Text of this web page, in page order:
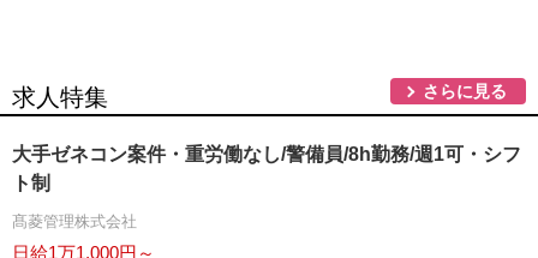
求人特集 さらに見る
大手ゼネコン案件・重労働なし/警備員/8h勤務/週1可・シフ
ト制
髙菱管理株式会社
日給1万1,000円～